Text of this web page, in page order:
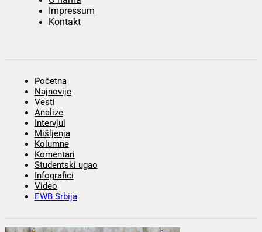
Impressum
Kontakt
Početna
Najnovije
Vesti
Analize
Intervjui
Mišljenja
Kolumne
Komentari
Studentski ugao
Infografici
Video
EWB Srbija